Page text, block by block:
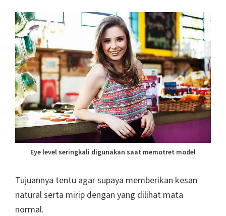
Eye level seringkali digunakan saat memotret model
Tujuannya tentu agar supaya memberikan kesan
natural serta mirip dengan yang dilihat mata
normal.